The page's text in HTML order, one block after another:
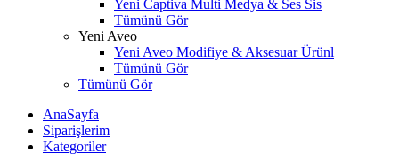
Yeni Captiva Multi Medya & Ses Sis
Tümünü Gör
Yeni Aveo
Yeni Aveo Modifiye & Aksesuar Ürünl
Tümünü Gör
Tümünü Gör
AnaSayfa
Siparişlerim
Kategoriler